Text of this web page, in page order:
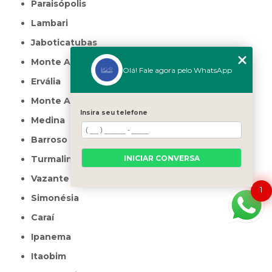
Paraisópolis
Lambari
Jaboticatubas
Monte Azul
Ervália
Monte Alegre de Minas
Medina
Barroso
Turmalina
Vazante
Simonésia
Caraí
Ipanema
Itaobim
1
Olá! Fale agora pelo WhatsApp
Insira seu telefone
INICIAR CONVERSA